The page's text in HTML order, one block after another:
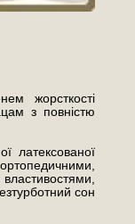
жорсткості
з повністю
латексованої
сон